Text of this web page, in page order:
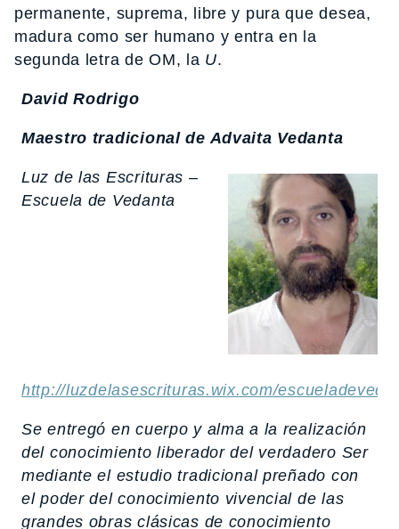
permanente, suprema, libre y pura que desea,
madura como ser humano y entra en la
segunda letra de OM, la U.
David Rodrigo
Maestro tradicional de Advaita Vedanta
Luz de las Escrituras –
Escuela de Vedanta
http://luzdelasescrituras.wix.com/
Se entregó en cuerpo y alma a la realización
del conocimiento liberador del verdadero Ser
mediante el estudio tradicional preñado con
el poder del conocimiento vivencial de las
grandes obras clásicas de conocimiento